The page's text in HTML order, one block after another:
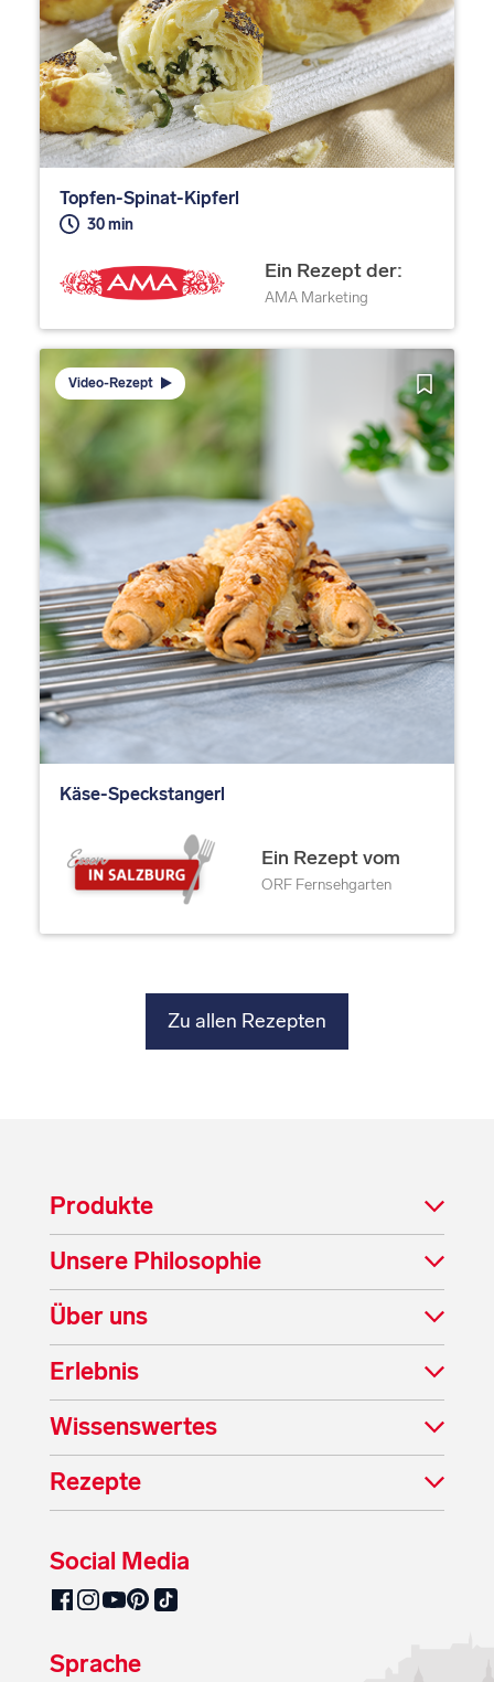
Topfen-Spinat-Kipferl
30 min
Ein Rezept der:
AMA Marketing
Video-Rezept
Käse-Speckstangerl
Ein Rezept vom
ORF Fernsehgarten
Zu allen Rezepten
Produkte
Unsere Philosophie
Über uns
Erlebnis
Wissenswertes
Rezepte
Social Media
SalzburgMilch auf Facebook
SalzburgMilch auf Instagram
SalzburgMilch auf YouTube
SalzburgMilch auf Pinterest
SalzburgMilch auf TikTok
Sprache